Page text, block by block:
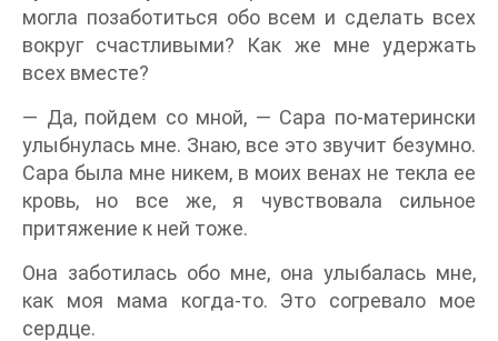
могла позаботиться обо всем и сделать всех
вокруг счастливыми? Как же мне удержать
всех вместе?
— Да, пойдем со мной, — Сара по-матерински
улыбнулась мне. Знаю, все это звучит безумно.
Сара была мне никем, в моих венах не текла ее
кровь, но все же, я чувствовала сильное
притяжение к ней тоже.
Она заботилась обо мне, она улыбалась мне,
как моя мама когда-то. Это согревало мое
сердце.